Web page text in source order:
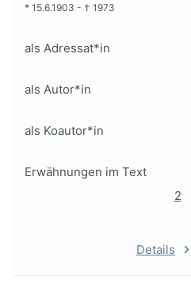
* 15.6.1903 - † 1973
als Adressat*in
als Autor*in
als Koautor*in
Erwähnungen im Text
2
Details